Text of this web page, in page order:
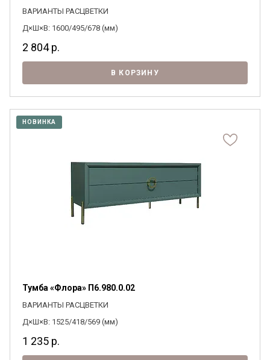
ВАРИАНТЫ РАСЦВЕТКИ
Д×Ш×В: 1600/495/678 (мм)
2 804р.
В КОРЗИНУ
НОВИНКА
Тумба «Флора» П6.980.0.02
ВАРИАНТЫ РАСЦВЕТКИ
Д×Ш×В: 1525/418/569 (мм)
1 235 р.